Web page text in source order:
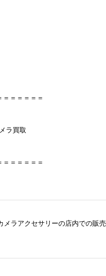
＝＝＝＝＝
ラ買取
＝＝＝＝＝
メラアクセサリーの店内での販売